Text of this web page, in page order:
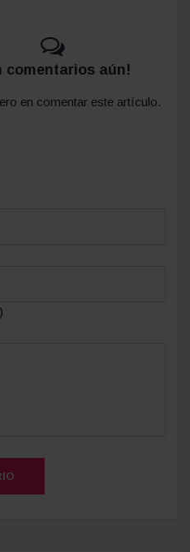
comentarios aún!
en comentar este artículo.